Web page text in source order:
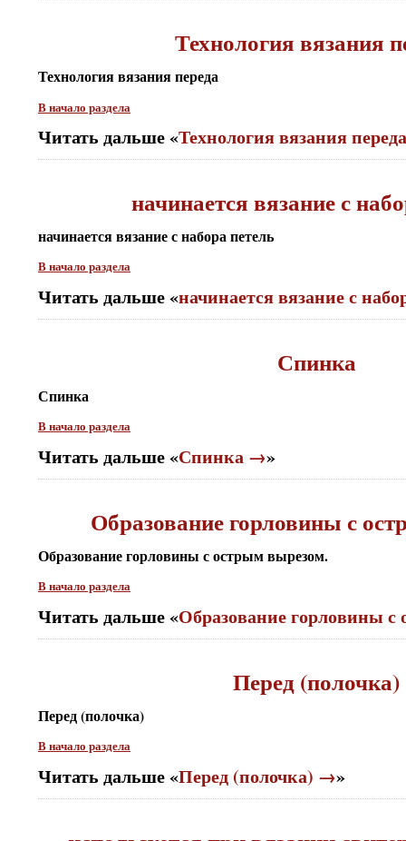
Технология вязания
Технология вязания переда
В начало раздела
Читать дальше «Технология вязания
начинается вязание с
начинается вязание с набора петель
В начало раздела
Читать дальше «начинается вязание с
Спинка
Спинка
В начало раздела
Читать дальше «Спинка →»
Образование горловины с
Образование горловины с острым вырезом.
В начало раздела
Читать дальше «Образование горловины
Перед (полочка)
Перед (полочка)
В начало раздела
Читать дальше «Перед (полочка) →»